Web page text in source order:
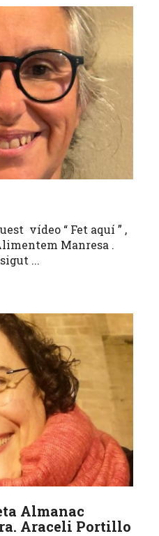
vídeo “ Fet aquí ” ,
Manresa .
...
Almanac
Araceli Portillo